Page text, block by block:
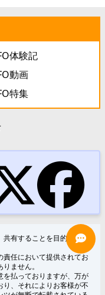
体験記
動画
特集
有することを目的として
任において提供されてお
ません。
を払っておりますが、万が
、それによりお客様が不